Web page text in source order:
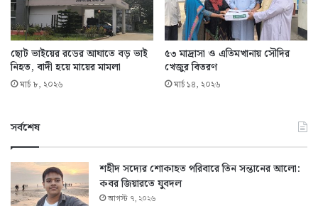
ছোট ভাইয়ের রডের আঘাতে বড় ভাই
নিহত, বাদী হয়ে মায়ের মামলা
মার্চ ৮, ২০২৬
৫৩ মাদ্রাসা ও এতিমখানায় সৌদির
খেজুর বিতরণ
মার্চ ১৪, ২০২৬
সর্বশেষ
শহীদ সদ্যের শোকাহত পরিবারে তিন সন্তানের আলো:
কবর জিয়ারতে যুবদল
আগস্ট ৭, ২০২৬